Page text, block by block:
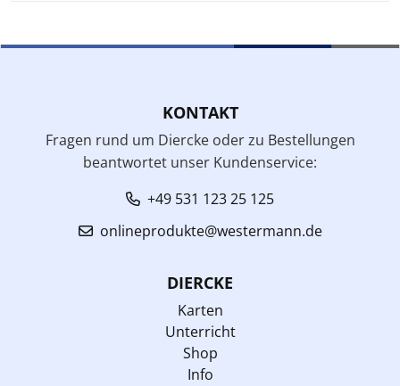
KONTAKT
Fragen rund um Diercke oder zu Bestellungen
beantwortet unser Kundenservice:
+49 531 123 25 125
onlineprodukte@westermann.de
DIERCKE
Karten
Unterricht
Shop
Info